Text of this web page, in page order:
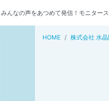
みんなの声をあつめて発信！モニター
HOME 株式会社 水